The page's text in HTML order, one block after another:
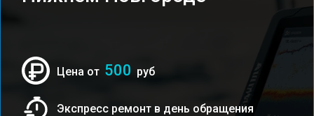
Цена от 500 руб
Экспресс ремонт в день обращения